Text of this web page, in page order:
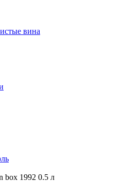
вина
box 1992 0.5 л